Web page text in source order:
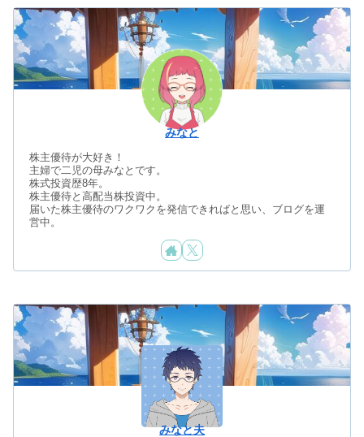
みなと
株主優待が大好き！
主婦で二児の母みなとです。
株式投資歴8年。
株主優待と高配当株投資中。
届いた株主優待のワクワクを発信できればと思い、ブログを運
営中。
みなと夫